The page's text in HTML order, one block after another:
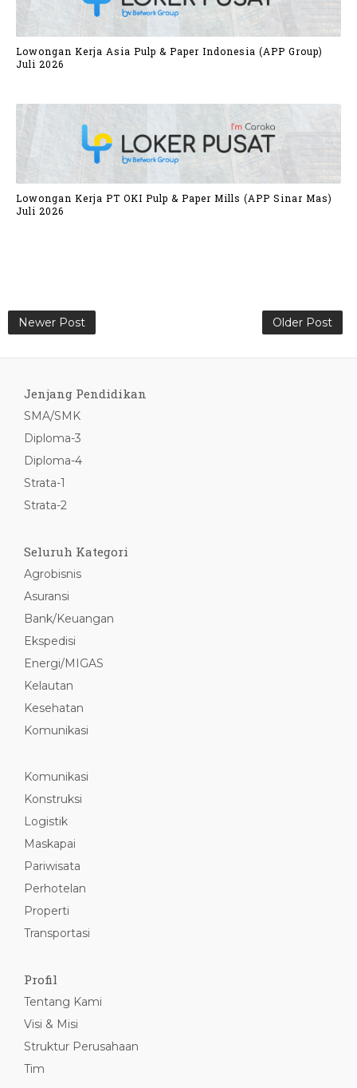
Lowongan Kerja Asia Pulp & Paper Indonesia (APP Group)
Juli 2026
Lowongan Kerja PT OKI Pulp & Paper Mills (APP Sinar Mas)
Juli 2026
Newer Post Older Post
Jenjang Pendidikan
SMA/SMK
Diploma-3
Diploma-4
Strata-1
Strata-2
Seluruh Kategori
Agrobisnis
Asuransi
Bank/Keuangan
Ekspedisi
Energi/MIGAS
Kelautan
Kesehatan
Komunikasi
Komunikasi
Konstruksi
Logistik
Maskapai
Pariwisata
Perhotelan
Properti
Transportasi
Profil
Tentang Kami
Visi & Misi
Struktur Perusahaan
Tim